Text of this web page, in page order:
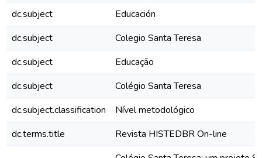
dc.subject
Educación
dc.subject
Colegio Santa Teresa
dc.subject
Educação
dc.subject
Colégio Santa Teresa
dc.subject.classification
Nível metodológico
dc.terms.title
Revista HISTEDBR On-line